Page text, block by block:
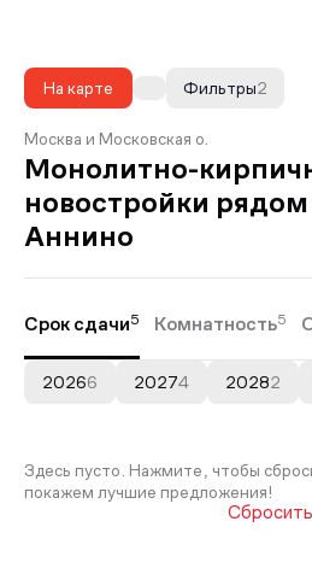
На карте 2
Фильтры
Москва и Московская о.
Монолитно-
новостройки
Аннино
Срок сдачи5 Комнатность5
20266 20274 20282
Здесь пусто. Нажмите, чтобы
покажем лучшие предложения!
Сбросить